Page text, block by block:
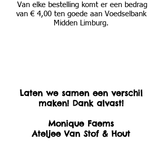
Van elke bestelling komt er een bedrag
van € 4,00 ten goede aan Voedselbank
Midden Limburg.
Laten we samen een verschil
maken! Dank alvast!
Monique Faems
Ateljee Van Stof & Hout